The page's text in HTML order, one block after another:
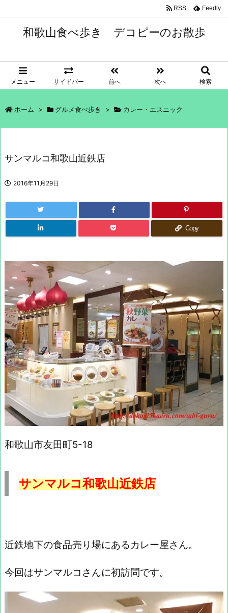
和歌山食べ歩き デコピーのお散歩
メニュー サイドバー 前へ 次へ 検索
RSS Feedly
ホーム > グルメ食べ歩き > カレー・エスニック
サンマルコ和歌山近鉄店
2016年11月29日
Copy
和歌山市友田町5-18
サンマルコ和歌山近鉄店
近鉄地下の食品売り場にあるカレー屋さん。
今回はサンマルコさんに初訪問です。